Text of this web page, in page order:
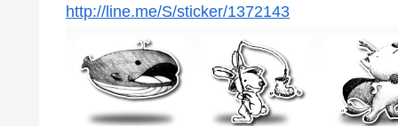
http://line.me/S/sticker/1372143